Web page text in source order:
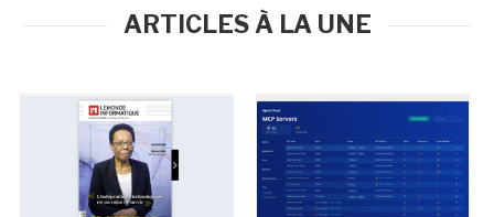
ARTICLES À LA UNE